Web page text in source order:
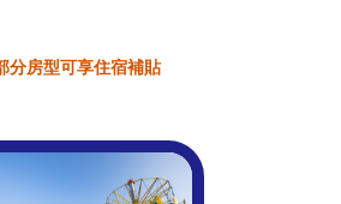
分房型可享住宿補貼